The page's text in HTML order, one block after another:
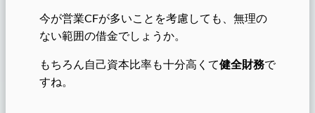
今が営業CFが多いことを考慮しても、無理の
ない範囲の借金でしょうか。
もちろん自己資本比率も十分高くて健全財務で
すね。